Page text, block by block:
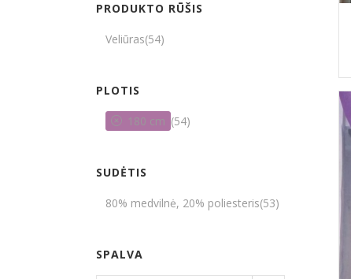
PRODUKTO RŪŠIS
Veliūras(54)
PLOTIS
180 cm (54)
SUDĖTIS
80% medvilnė, 20% poliesteris(53)
SPALVA